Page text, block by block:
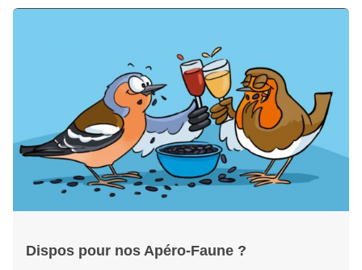
Dispos pour nos Apéro-Faune ?